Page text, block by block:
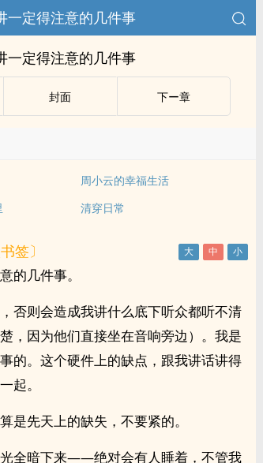
一定得注意的几件事
一定得注意的几件事
封面 下ー章
周小云的幸福生活
清穿日常
签〕
的几件事。
否则会造成我讲什么底下听众都听不清
，因为他们直接坐在音响旁边）。我是
的。这个硬件上的缺点，跟我讲话讲得
起。
是先天上的缺失，不要紧的。
全暗下来——绝对会有人睡着，不管我